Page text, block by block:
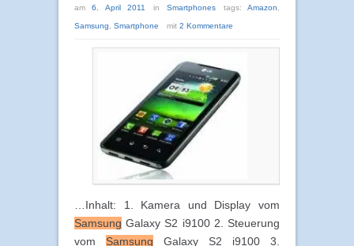
am6. April 2011 in Smartphones tags:Amazon,
Samsung, Smartphone mit 2 Kommentare
…Inhalt: 1. Kamera und Display vom
Samsung Galaxy S2 i9100 2. Steuerung
vom Samsung Galaxy S2 i9100 3.